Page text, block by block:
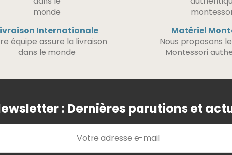
Internationale
équipe assure la livraison
dans le monde
Matériel
Nous proposons
Montessori
: Dernières parutions et